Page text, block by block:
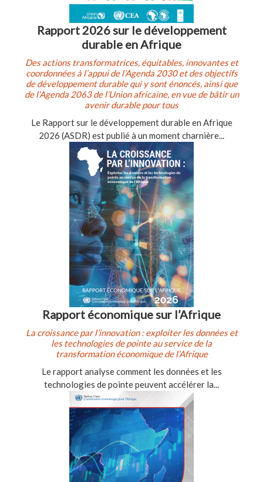
Rapport 2026 sur le développement
durable en Afrique
Des actions transformatrices, équitables, innovantes et
coordonnées à l’appui de l’Agenda 2030 et des objectifs
de développement durable qui y sont énoncés, ainsi que
de l’Agenda 2063 de l’Union africaine, en vue de bâtir un
avenir durable pour tous
Le Rapport sur le développement durable en Afrique
2026 (ASDR) est publié à un moment charnière...
Rapport économique sur l’Afrique
La croissance par l’innovation : exploiter les données et
les technologies de pointe au service de la
transformation économique de l’Afrique
Le rapport analyse comment les données et les
technologies de pointe peuvent accélérer la...